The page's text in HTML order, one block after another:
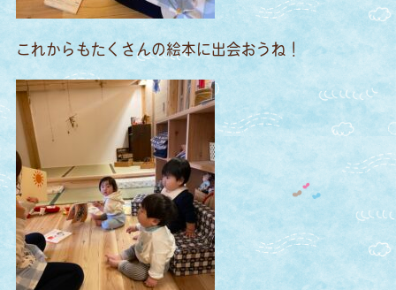
これからもたくさんの絵本に出会おうね！